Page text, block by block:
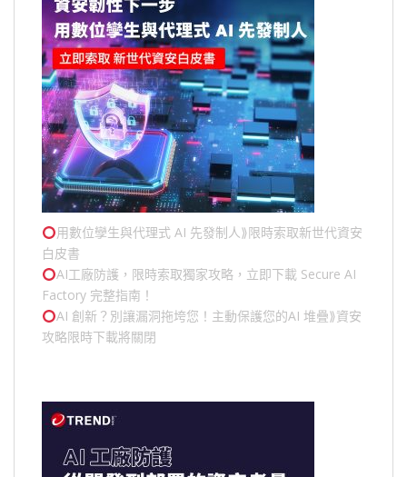
用數位孿生與代理式 AI 先發制人⟫限時索取新世代資安
白皮書
AI工廠防護，限時索取獨家攻略，立即下載 Secure AI
Factory 完整指南！
AI 創新？別讓漏洞拖垮您！主動保護您的AI 堆疊⟫資安
攻略限時下載將關閉